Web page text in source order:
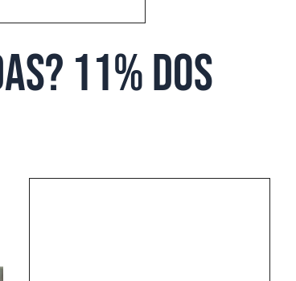
11% dos